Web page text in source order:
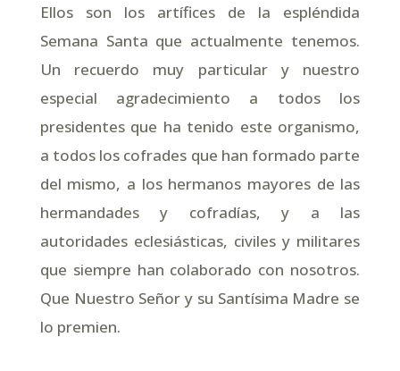
Ellos son los artífices de la espléndida
Semana Santa que actualmente tenemos.
Un recuerdo muy particular y nuestro
especial agradecimiento a todos los
presidentes que ha tenido este organismo,
a todos los cofrades que han formado parte
del mismo, a los hermanos mayores de las
hermandades y cofradías, y a las
autoridades eclesiásticas, civiles y militares
que siempre han colaborado con nosotros.
Que Nuestro Señor y su Santísima Madre se
lo premien.